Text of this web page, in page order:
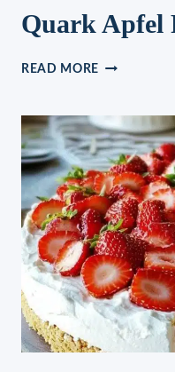
Quark Apfel
READ MORE QUARK